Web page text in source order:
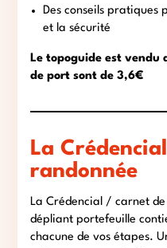
Des conseils pratiques
et la sécurité
Le topoguide est vendu
de port sont de 3,6€
La
randonnée
La Crédencial / carnet
dépliant portefeuille
chacune de vos étapes.